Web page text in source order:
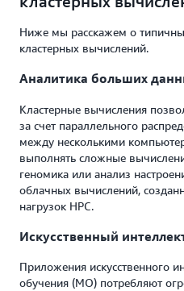
Ниже мы расскажем о
кластерных вычислений.
Аналитика больших
Кластерные вычисления
за счет параллельного
между несколькими
выполнять сложные
геномика или анализ
облачных вычислений,
нагрузок HPC.
Искусственный
Приложения искусственного
обучения (МО) потребляют